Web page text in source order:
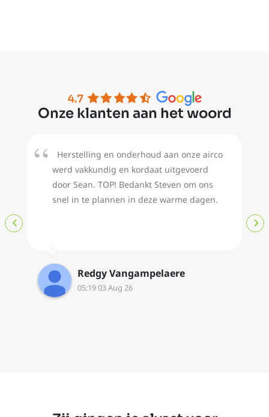
Onze klanten aan het woord
Herstelling en onderhoud aan onze airco
werd vakkundig en kordaat uitgevoerd
door Sean. TOP! Bedankt Steven om ons
snel in te plannen in deze warme dagen.
Redgy Vangampelaere
05:19 03 Aug 26
‹ ›